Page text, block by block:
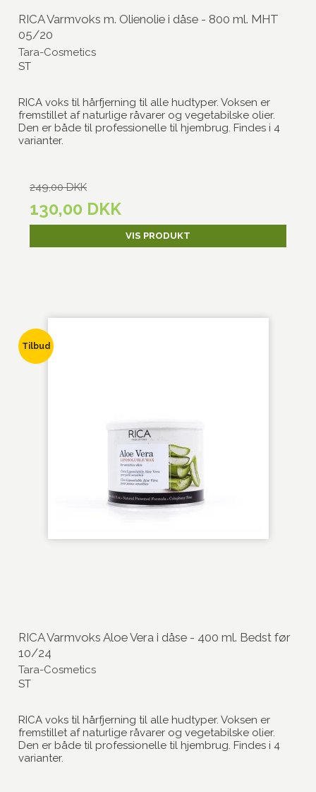
RICA Varmvoks m. Olienolie i dåse - 800 ml. MHT
05/20
Tara-Cosmetics
ST
RICA voks til hårfjerning til alle hudtyper. Voksen er
fremstillet af naturlige råvarer og vegetabilske olier.
Den er både til professionelle til hjembrug. Findes i 4
varianter.
249,00 DKK
130,00 DKK
VIS PRODUKT
Tilbud
RICA Varmvoks Aloe Vera i dåse - 400 ml. Bedst før
10/24
Tara-Cosmetics
ST
RICA voks til hårfjerning til alle hudtyper. Voksen er
fremstillet af naturlige råvarer og vegetabilske olier.
Den er både til professionelle til hjembrug. Findes i 4
varianter.